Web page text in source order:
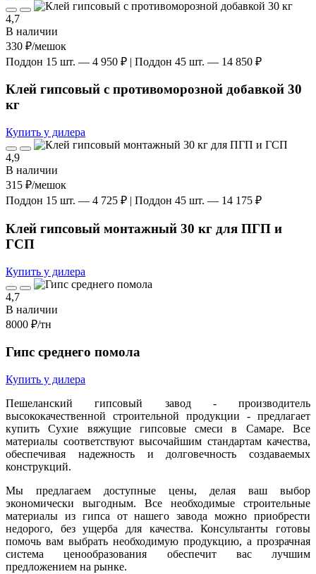
4,7
В наличии
330 ₽/мешок
Поддон 15 шт. — 4 950 ₽ | Поддон 45 шт. — 14 850 ₽
Клей гипсовый с противоморозной добавкой 30
кг
Купить у дилера
4,9
В наличии
315 ₽/мешок
Поддон 15 шт. — 4 725 ₽ | Поддон 45 шт. — 14 175 ₽
Клей гипсовый монтажный 30 кг для ПГП и
ГСП
Купить у дилера
4,7
В наличии
8000 ₽/тн
Гипс среднего помола
Купить у дилера
Пешеланский гипсовый завод - производитель
высококачественной строительной продукции - предлагает
купить Сухие вяжущие гипсовые смеси в Самаре. Все
материалы соответствуют высочайшим стандартам качества,
обеспечивая надежность и долговечность создаваемых
конструкций.
Мы предлагаем доступные цены, делая ваш выбор
экономически выгодным. Все необходимые строительные
материалы из гипса от нашего завода можно приобрести
недорого, без ущерба для качества. Консультанты готовы
помочь вам выбрать необходимую продукцию, а прозрачная
система ценообразования обеспечит вас лучшим
предложением на рынке.